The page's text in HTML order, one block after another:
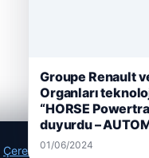
Çerez Politikamız
Groupe Renault
Organları
“HORSE
duyurdu –
01/06/2024